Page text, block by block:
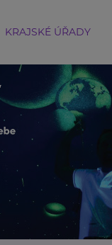
KRAJSKÉ ÚŘADY